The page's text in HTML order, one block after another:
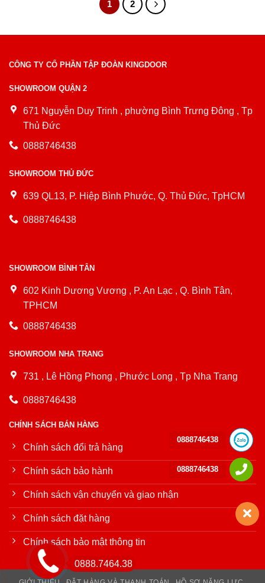
1 2
CÔNG TY CỔ PHẦN TẬP ĐOÀN KINGDOOR
SHOWROOM QUẬN 2
671 Nguyễn Duy Trinh , phường Bình Trưng Đông , Tp
Thủ Đức
0888746438
SHOWROOM THỦ ĐỨC
639 QL13, P. Hiệp Bình Phước, Q. Thủ Đức, TpHCM
0888746438
SHOWROOM BÌNH TÂN
602 Kinh Dương Vương , P. An Lạc , Q. Bình Tân,
TPHCM
0888746438
SHOWROOM NHA TRANG
731 , Lê Hồng Phong , Phước Long , Tp Nha Trang
0888746438
CHÍNH SÁCH BÁN HÀNG
Chính sách đổi trả hàng
Chính sách bảo hành
Chính sách vận chuyển và giao nhận
Chính sách đặt hàng
Chính sách bảo mật thông tin
0888.7464.38
0888746438
0888746438